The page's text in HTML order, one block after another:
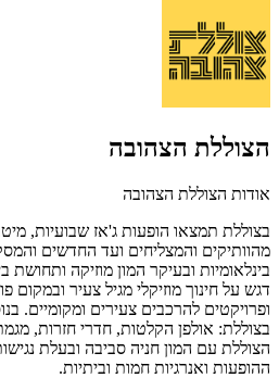
הצוללת הצהובה
אודות הצוללת הצהובה
בצוללת תמצאו הופעות ג'אז שבועיות,
מהוותיקים והמצליחים ועד החדשים
בינלאומיות ובעיקר המון מוזיקה
דגש על חינוך מוזיקלי מגיל צעיר ובמקום
ופרויקטים להרכבים צעירים ומקומיים.
בצוללת: אולפן הקלטות, חדרי חזרות,
הצוללת עם המון חניה סביבה ובעלת
ההופעות ואנרגיות חמות וביתיות.